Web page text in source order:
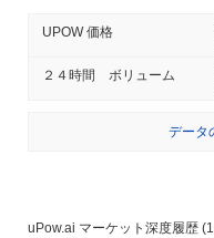
UPOW 価格
２４時間 ボリューム
データ
uPow.ai マーケット深度履歴